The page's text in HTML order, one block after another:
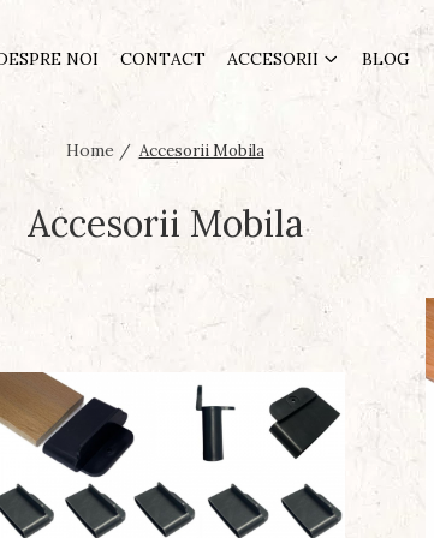
NOI CONTACT ACCESORII BLOG
Home / Accesorii Mobila
Accesorii Mobila